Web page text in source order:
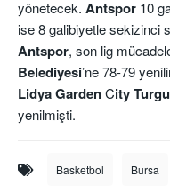
yönetecek. Antspor 10
ise 8 galibiyetle sekizinci
Antspor, son lig
Belediyesi’ne 78-79
Lidya GardenCity
yenilmişti.
Basketbol Bursa